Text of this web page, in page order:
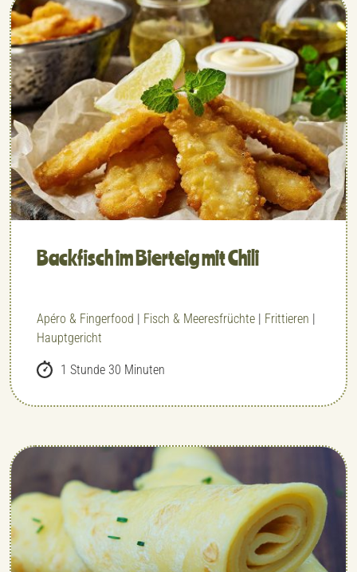
Backfisch im Bierteig mit Chili
Apéro & Fingerfood | Fisch & Meeresfrüchte | Frittieren |
Hauptgericht
1 Stunde 30 Minuten